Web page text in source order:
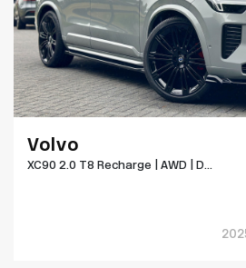
Volvo
XC90 2.0 T8 Recharge | AWD | D...